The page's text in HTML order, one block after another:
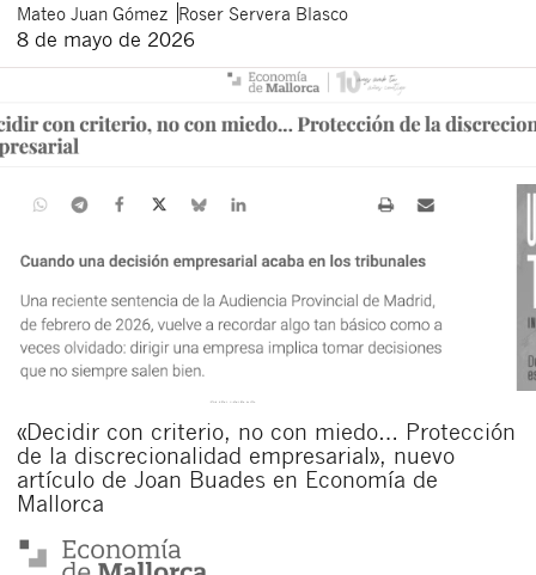
Mateo Juan Gómez Roser Servera Blasco
8 de mayo de 2026
«Decidir con criterio, no con miedo… Protección
de la discrecionalidad empresarial», nuevo
artículo de Joan Buades en Economía de
Mallorca